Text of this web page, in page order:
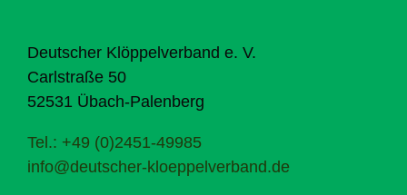
Deutscher Klöppelverband e. V.
Carlstraße 50
52531 Übach-Palenberg
Tel.: +49 (0)2451-49985
info@deutscher-kloeppelverband.de